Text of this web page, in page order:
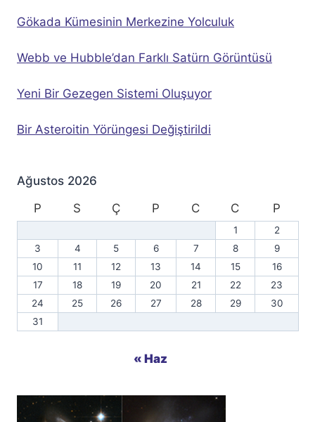
Gökada Kümesinin Merkezine Yolculuk
Webb ve Hubble’dan Farklı Satürn Görüntüsü
Yeni Bir Gezegen Sistemi Oluşuyor
Bir Asteroitin Yörüngesi Değiştirildi
Ağustos 2026
P
S Ç P C C P
1
2
3
4 5 6 7 8
9
10
11 12 13 14 15
16
17
18 19 20 21 22
23
24
25 26 27 28 29
30
31
« Haz